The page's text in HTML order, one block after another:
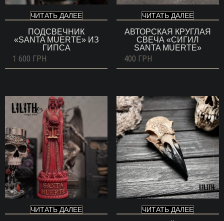
ЧИТАТЬ ДАЛЕЕ
ПОДСВЕЧНИК
«SANTA MUERTE» ИЗ
ГИПСА
1 600 ГРН
ЧИТАТЬ ДАЛЕЕ
АВТОРСКАЯ КРУГЛАЯ
СВЕЧА «СИГИЛ
SANTA MUERTE»
400 ГРН
ЧИТАТЬ ДАЛЕЕ ЧИТАТЬ ДАЛЕЕ